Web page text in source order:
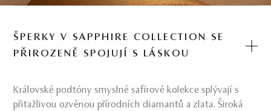
ŠPERKY V SAPPHIRE COLLECTION SE
PŘIROZENĚ SPOJUJÍ S LÁSKOU
Královské podtóny smyslné safírové kolekce splývají s
přitažlivou ozvěnou přírodních diamantů a zlata. Široká